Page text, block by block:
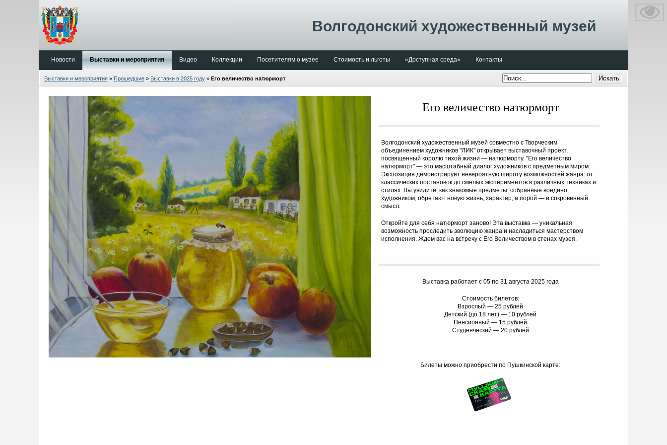
Волгодонский художественный музей
Новости Выставки и мероприятия Видео Коллекции Посетителям о музее Стоимость и льготы «Доступная среда» Контакты
Выставки и мероприятия» Прошедшие» Выставки в 2025 году» Его величество натюрморт
Его величество натюрморт
Волгодонский художественный музей совместно с Творческим
объединением художников "ЛИК" открывает выставочный проект,
посвященный королю тихой жизни — натюрморту. "Его величество
натюрморт" — это масштабный диалог художников с предметным миром.
Экспозиция демонстрирует невероятную широту возможностей жанра: от
классических постановок до смелых экспериментов в различных техниках и
стилях. Вы увидите, как знакомые предметы, собранные воедино
художником, обретают новую жизнь, характер, а порой — и сокровенный
смысл.
Откройте для себя натюрморт заново! Эта выставка — уникальная
возможность проследить эволюцию жанра и насладиться мастерством
исполнения. Ждем вас на встречу с Его Величеством в стенах музея.
Выставка работает с 05 по 31 августа 2025 года
Стоимость билетов:
Взрослый — 25 рублей
Детский (до 18 лет) — 10 рублей
Пенсионный — 15 рублей
Студенческий — 20 рублей
Билеты можно приобрести по Пушкинской карте: